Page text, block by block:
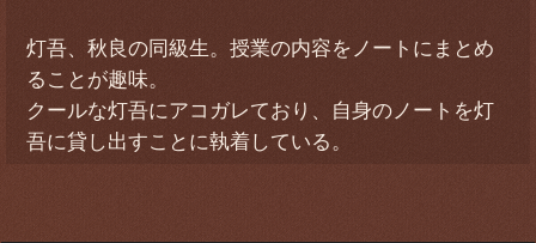
灯吾、秋良の同級生。授業の内容をノートにまとめ
ることが趣味。
クールな灯吾にアコガレており、自身のノートを灯
吾に貸し出すことに執着している。